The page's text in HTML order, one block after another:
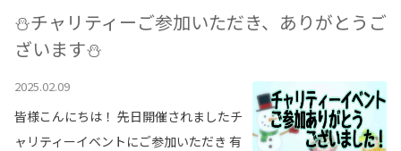
⛄チャリティーご参加いただき、ありがとうご
ざいます⛄
2025.02.09
皆様こんにちは！ 先日開催されましたチ
ャリティーイベントにご参加いただき 有